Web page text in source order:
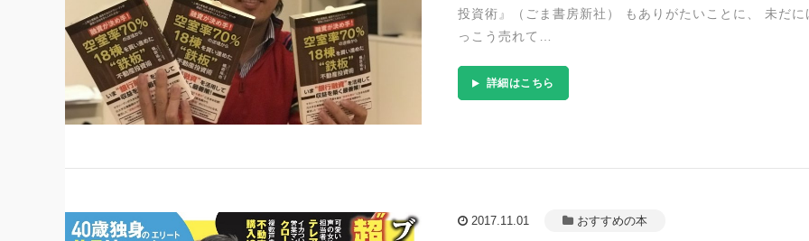
投資術』（ごま書房新社） もありがたいことに、 未だに
っこう売れて…
詳細はこちら
2017.11.01 おすすめの本